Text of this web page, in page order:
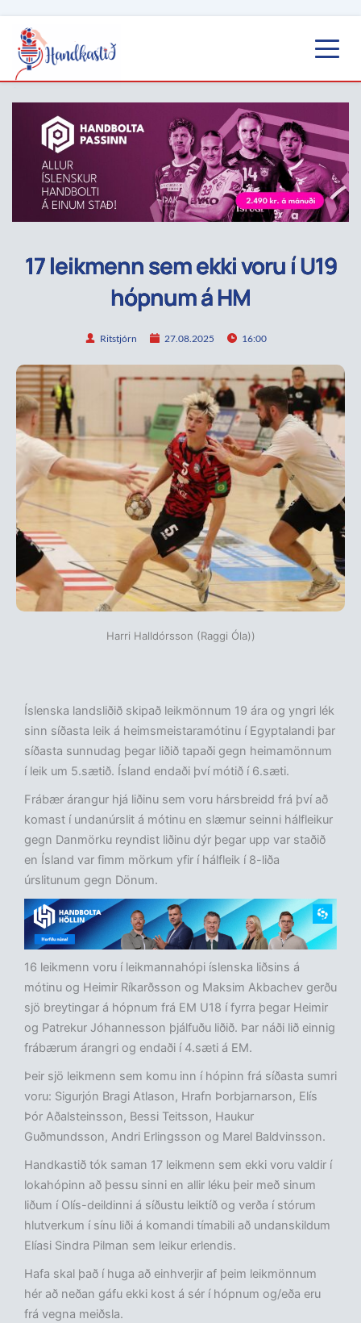
17 leikmenn sem ekki voru í U19
hópnum á HM
Ritstjórn 27.08.2025 16:00
Harri Halldórsson (Raggi Óla))
Íslenska landsliðið skipað leikmönnum 19 ára og yngri lék
sinn síðasta leik á heimsmeistaramótinu í Egyptalandi þar
síðasta sunnudag þegar liðið tapaði gegn heimamönnum
í leik um 5.sætið. Ísland endaði því mótið í 6.sæti.
Frábær árangur hjá liðinu sem voru hársbreidd frá því að
komast í undanúrslit á mótinu en slæmur seinni hálfleikur
gegn Danmörku reyndist liðinu dýr þegar upp var staðið
en Ísland var fimm mörkum yfir í hálfleik í 8-liða
úrslitunum gegn Dönum.
16 leikmenn voru í leikmannahópi íslenska liðsins á
mótinu og Heimir Ríkarðsson og Maksim Akbachev gerðu
sjö breytingar á hópnum frá EM U18 í fyrra þegar Heimir
og Patrekur Jóhannesson þjálfuðu liðið. Þar náði lið einnig
frábærum árangri og endaði í 4.sæti á EM.
Þeir sjö leikmenn sem komu inn í hópinn frá síðasta sumri
voru: Sigurjón Bragi Atlason, Hrafn Þorbjarnarson, Elís
Þór Aðalsteinsson, Bessi Teitsson, Haukur
Guðmundsson, Andri Erlingsson og Marel Baldvinsson.
Handkastið tók saman 17 leikmenn sem ekki voru valdir í
lokahópinn að þessu sinni en allir léku þeir með sinum
liðum í Olís-deildinni á síðustu leiktíð og verða í stórum
hlutverkum í sínu liði á komandi tímabili að undanskildum
Elíasi Sindra Pilman sem leikur erlendis.
Hafa skal það í huga að einhverjir af þeim leikmönnum
hér að neðan gáfu ekki kost á sér í hópnum og/eða eru
frá vegna meiðsla.